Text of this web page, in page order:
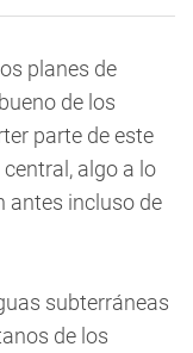
planes de
de los
parte de este
algo a lo
antes incluso de
subterráneas
de los